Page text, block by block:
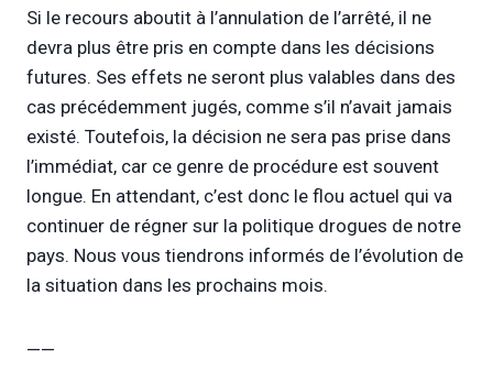
Si le recours aboutit à l’annulation de l’arrêté, il ne
devra plus être pris en compte dans les décisions
futures. Ses effets ne seront plus valables dans des
cas précédemment jugés, comme s’il n’avait jamais
existé. Toutefois, la décision ne sera pas prise dans
l’immédiat, car ce genre de procédure est souvent
longue. En attendant, c’est donc le flou actuel qui va
continuer de régner sur la politique drogues de notre
pays. Nous vous tiendrons informés de l’évolution de
la situation dans les prochains mois.
——